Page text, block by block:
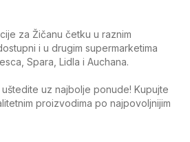
za Žičanu četku u raznim
i u drugim supermarketima
Spara, Lidla i Auchana.
uz najbolje ponude! Kupujte
proizvodima po najpovoljnijim